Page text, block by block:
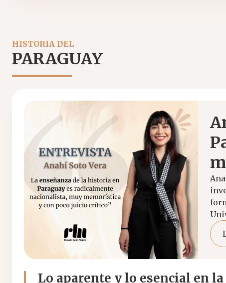
HISTORIA DEL
PARAGUAY
Lo aparente y lo esencial en la